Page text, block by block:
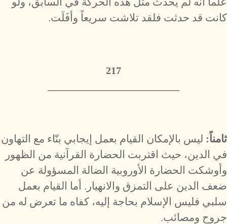
كانت قد حدثت فلقد تلاشت سريعاً وأفَلَت.
217
ثامناً: ليس بالإمكان القيام بعمل إيجابي بنّاء مع التهاون
في الدين، حيث اقتربت الحضارة القرآنية من الظهور
وأوشكت الحضارة الأوروبية الضالة المسؤولة عن
ضعف الدين على التمزق والانهيار. أما القيام بعمل
سلبي فليس الإسلام بحاجة إليه، كفاه ما تعرض له من
جروح ومصائب.